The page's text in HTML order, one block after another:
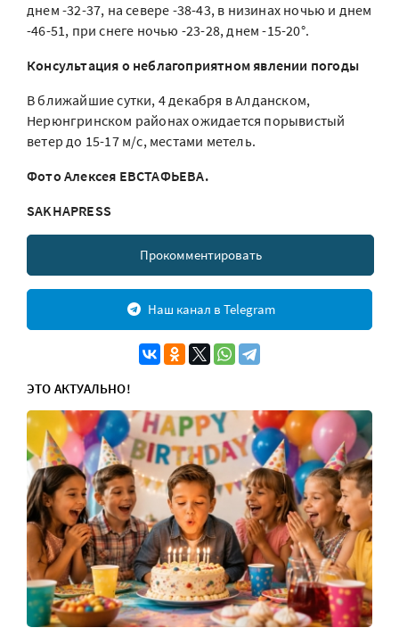
днем -32-37, на севере -38-43, в низинах ночью и днем
-46-51, при снеге ночью -23-28, днем -15-20°.
Консультация о неблагоприятном явлении погоды
В ближайшие сутки, 4 декабря в Алданском,
Нерюнгринском районах ожидается порывистый
ветер до 15-17 м/с, местами метель.
Фото Алексея ЕВСТАФЬЕВА.
SAKHAPRESS
Прокомментировать
Наш канал в Telegram
ЭТО АКТУАЛЬНО!